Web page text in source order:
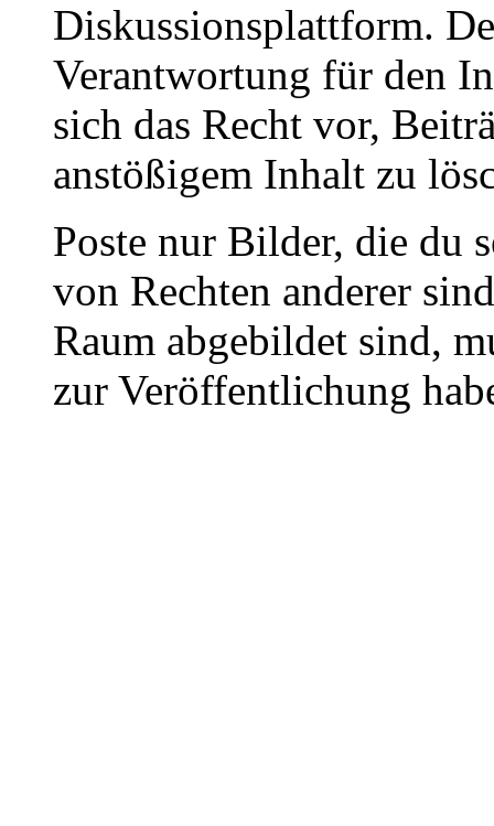
Diskussionsplattform.
Verantwortung für den
sich das Recht vor,
anstößigem Inhalt zu
Poste nur Bilder, die du
von Rechten anderer
Raum abgebildet sind,
zur Veröffentlichung